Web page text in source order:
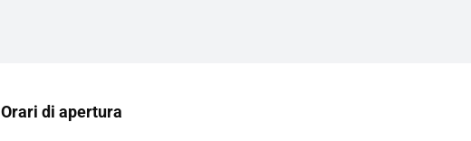
Orari di apertura